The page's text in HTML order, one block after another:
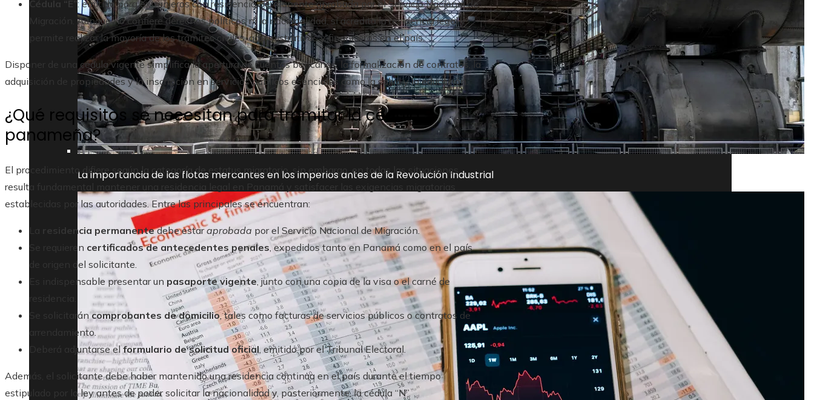
La importancia de las flotas mercantes en los imperios antes de la Revolución Industrial
Cédula “E” : emitida para extranjeros con residencia permanente aprobada por el Servicio Nacional de
Migración. Aunque no confiere derechos políticos ni la nacionalidad, sí acredita la residencia legal y
permite realizar la mayoría de los trámites civiles, administrativos y financieros en el país.
Disponer de una cédula vigente simplifica la apertura de cuentas bancarias, la formalización de contratos, la
adquisición de propiedades y la inscripción en servicios públicos esenciales como la salud y la educación.
¿Qué requisitos se necesitan para tramitar la cédula
panameña?
El procedimiento difiere según la categoría de estatus migratorio, sin embargo, en todas las situaciones
resulta fundamental mantener una residencia legal en Panamá y satisfacer las exigencias migratorias
establecidas por las autoridades. Entre las principales se encuentran:
La residencia permanentedebe estaraprobada por el Servicio Nacional de Migración.
Se requieren certificados de antecedentes penales, expedidos tanto en Panamá como en el país
de origen del solicitante.
Es indispensable presentar un pasaporte vigente, junto con una copia de la visa o el carné de
residencia.
Se solicitaráncomprobantes de domicilio, tales como facturas de servicios públicos o contratos de
arrendamiento.
Deberá adjuntarse elformulario de solicitud oficial, emitido por el Tribunal Electoral.
Además, el solicitante debe haber mantenido una residencia continua en el país durante el tiempo
estipulado por la ley antes de poder solicitar la nacionalidad y, posteriormente, la cédula “N”.